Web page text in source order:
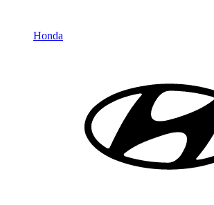
Honda